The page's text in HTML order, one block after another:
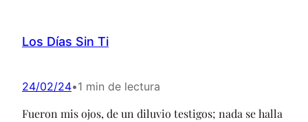
Los Días Sin Ti
24/02/24•1 min de lectura
Fueron mis ojos, de un diluvio testigos; nada se halla